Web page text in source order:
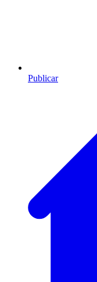
Publicar